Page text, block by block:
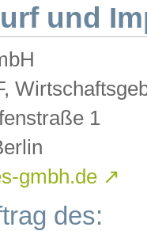
und
1
gmbh.de ↗
des: